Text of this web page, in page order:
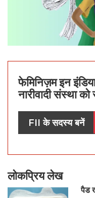
फेमिनिज़म इन
नारीवादी संस्था
FII के सदस्य बनें
लोकप्रिय लेख
पैड